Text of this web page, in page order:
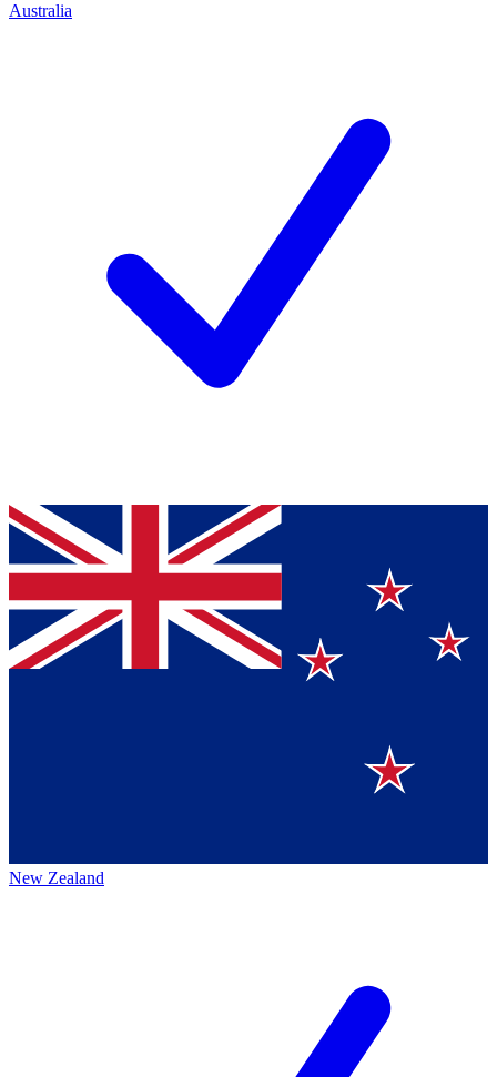
Australia
New Zealand